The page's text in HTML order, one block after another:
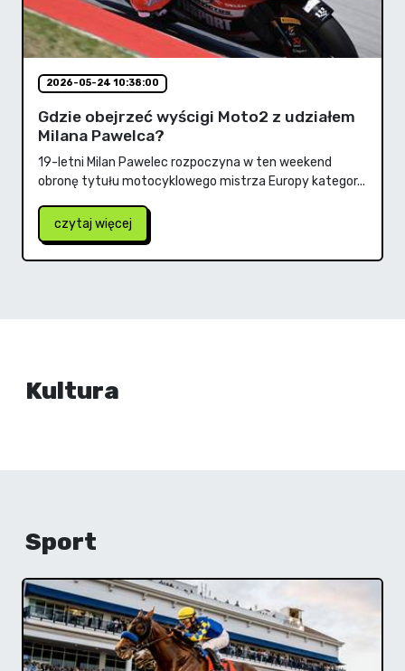
2026-05-24 10:38:00
Gdzie obejrzeć wyścigi Moto2 z udziałem
Milana Pawelca?
19-letni Milan Pawelec rozpoczyna w ten weekend
obronę tytułu motocyklowego mistrza Europy kategor...
czytaj więcej
Kultura
Sport